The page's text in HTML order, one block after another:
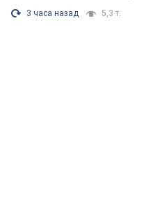
3 часа назад 5,3 т.